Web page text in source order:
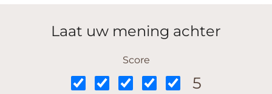
Laat uw mening achter
Score
5